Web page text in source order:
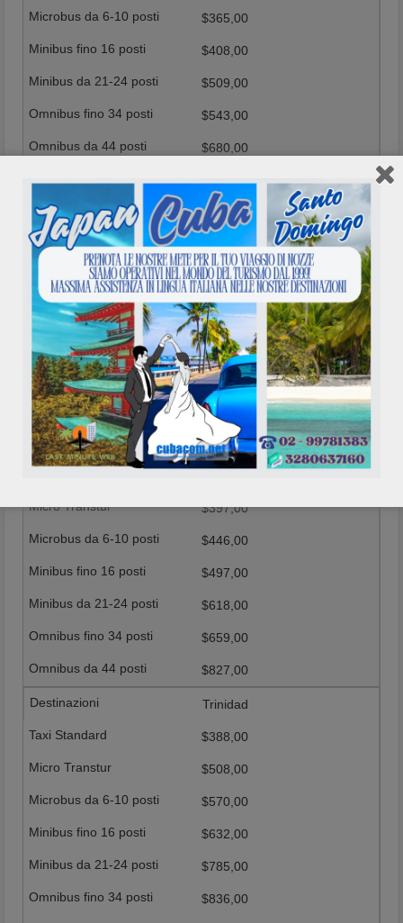
$365,00
$408,00
$509,00
$543,00
$680,00
Varadero
$277,00
$365,00
$410,00
$457,00
$570,00
$607,00
$761,00
Playa Girón
$397,00
$446,00
$497,00
$618,00
$659,00
$827,00
Trinidad
$388,00
$508,00
$570,00
$632,00
$785,00
$836,00